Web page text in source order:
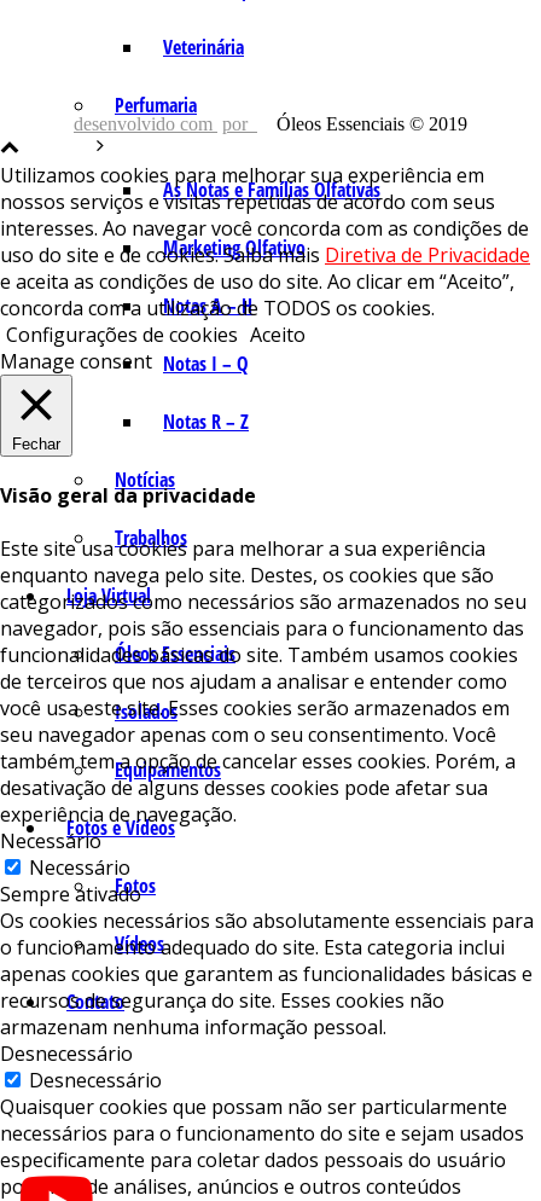
Veterinária
Perfumaria
As Notas e Famílias Olfativas
Marketing Olfativo
Notas A – H
Notas I – Q
Notas R – Z
Notícias
Trabalhos
Loja Virtual
Óleos Essenciais
Isolados
Equipamentos
Fotos e Vídeos
Fotos
Vídeos
Contato
desenvolvido com por Óleos Essenciais © 2019
Utilizamos cookies para melhorar sua experiência em
nossos serviços e visitas repetidas de acordo com seus
interesses. Ao navegar você concorda com as condições de
uso do site e de cookies. Saiba mais Diretiva de Privacidade
e aceita as condições de uso do site. Ao clicar em “Aceito”,
concorda com a utilização de TODOS os cookies.
Configurações de cookies Aceito
Manage consent
Fechar
Visão geral da privacidade
Este site usa cookies para melhorar a sua experiência
enquanto navega pelo site. Destes, os cookies que são
categorizados como necessários são armazenados no seu
navegador, pois são essenciais para o funcionamento das
funcionalidades básicas do site. Também usamos cookies
de terceiros que nos ajudam a analisar e entender como
você usa este site. Esses cookies serão armazenados em
seu navegador apenas com o seu consentimento. Você
também tem a opção de cancelar esses cookies. Porém, a
desativação de alguns desses cookies pode afetar sua
experiência de navegação.
Necessário
Necessário
Sempre ativado
Os cookies necessários são absolutamente essenciais para
o funcionamento adequado do site. Esta categoria inclui
apenas cookies que garantem as funcionalidades básicas e
recursos de segurança do site. Esses cookies não
armazenam nenhuma informação pessoal.
Desnecessário
Desnecessário
Quaisquer cookies que possam não ser particularmente
necessários para o funcionamento do site e sejam usados ​​
especificamente para coletar dados pessoais do usuário
por meio de análises, anúncios e outros conteúdos